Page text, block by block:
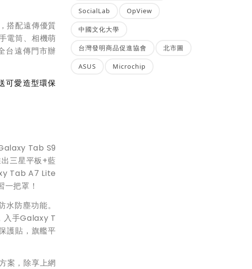
搭配遠傳優質
電筒、相機萌
台遠傳門市辦
可愛造型環保
Tab S9
三星平板+藍
Tab A7 Lite
一把罩 ！
防塵功能。
入手Galaxy T
護貼，旗艦平
案，除享上網
SocialLab OpView
中國文化大學
台灣發明商品促進協會 北市圖
ASUS Microchip